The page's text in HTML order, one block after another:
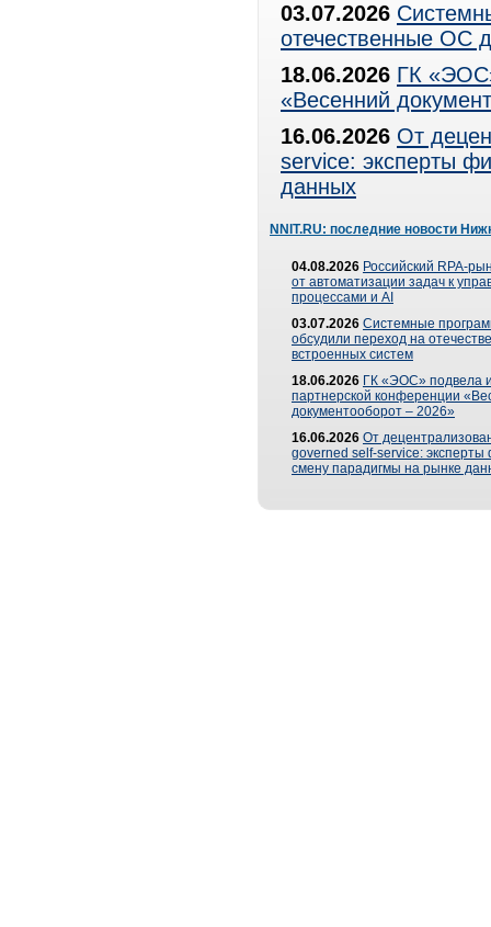
03.07.2026
отечественные ОС
18.06.2026 ГК
«Весенний
16.06.2026 От
service: эксперты
данных
NNIT.RU: последние новости
04.08.2026 Российский RPA-
от автоматизации задач к
процессами и AI
03.07.2026 Системные
обсудили переход на
встроенных систем
18.06.2026 ГК «ЭОС» подвела
партнерской конференции
документооборот – 2026»
16.06.2026 От
governed self-service: эксперты
смену парадигмы на рынке